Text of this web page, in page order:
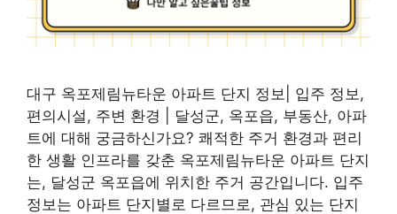
대구 옥포제림뉴타운 아파트 단지 정보| 입주 정보,
편의시설, 주변 환경 | 달성군, 옥포읍, 부동산, 아파
트에 대해 궁금하신가요? 쾌적한 주거 환경과 편리
한 생활 인프라를 갖춘 옥포제림뉴타운 아파트 단지
는, 달성군 옥포읍에 위치한 주거 공간입니다. 입주
정보는 아파트 단지별로 다르므로, 관심 있는 단지